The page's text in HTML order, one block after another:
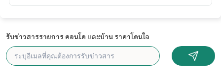
สิ่งอำนวยความสะดวก
สระว่ายน้ำ
ฟิตเนส (วิวรถไฟฟ้า)
รับข่าวสารรายการ คอนโด และบ้าน ราคาโดนใจ